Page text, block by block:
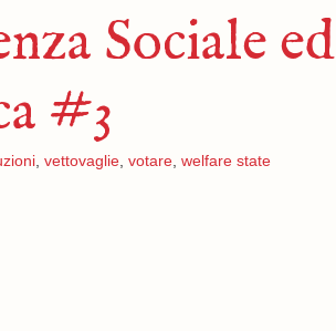
Sociale ed
#3
, vettovaglie, votare, welfare state